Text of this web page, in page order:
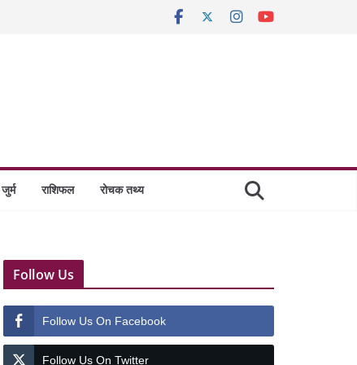
जुर्म राशिफल रोचक तथ्य
Follow Us
Follow Us On Facebook
Follow Us On Twitter